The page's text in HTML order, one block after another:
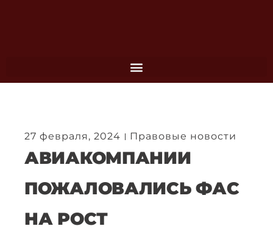
27 февраля, 2024 Правовые новости
АВИАКОМПАНИИ
ПОЖАЛОВАЛИСЬ ФАС
НА РОСТ